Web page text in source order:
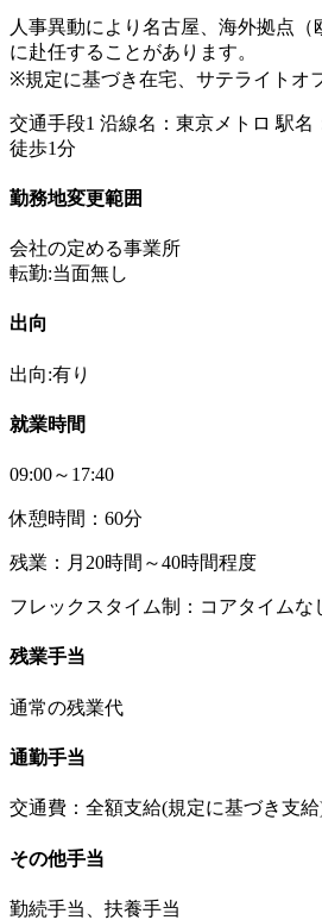
人事異動により名古屋、海外拠点（
に赴任することがあります。
※規定に基づき在宅、サテライトオ
交通手段1 沿線名：東京メトロ 駅名
徒歩1分
勤務地変更範囲
会社の定める事業所
転勤:当面無し
出向
出向:有り
就業時間
09:00～17:40
休憩時間：60分
残業：月20時間～40時間程度
フレックスタイム制：コアタイムな
残業手当
通常の残業代
通勤手当
交通費：全額支給(規定に基づき支
その他手当
勤続手当、扶養手当